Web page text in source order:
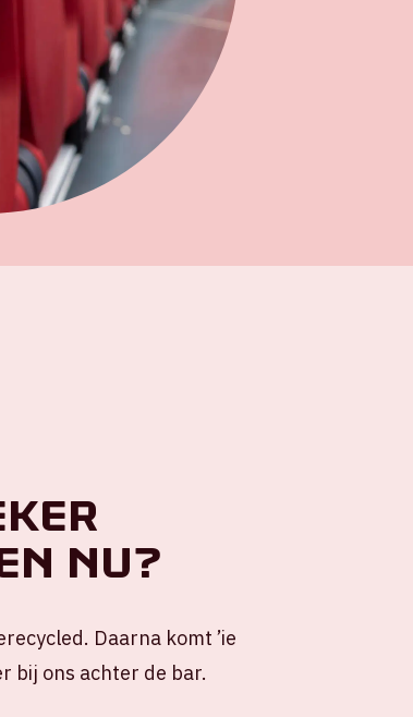
nu?
Daarna komt ’ie
bij ons achter de bar.